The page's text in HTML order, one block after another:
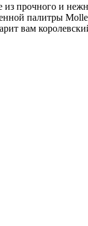
из прочного и
палитры
вам